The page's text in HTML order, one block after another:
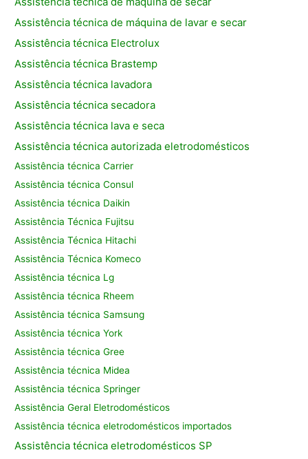
Assistência técnica de máquina de lavar e secar
Assistência técnica Electrolux
Assistência técnica Brastemp
Assistência técnica lavadora
Assistência técnica secadora
Assistência técnica lava e seca
Assistência técnica autorizada eletrodomésticos
Assistência técnica Carrier
Assistência técnica Consul
Assistência técnica Daikin
Assistência Técnica Fujitsu
Assistência Técnica Hitachi
Assistência Técnica Komeco
Assistência técnica Lg
Assistência técnica Rheem
Assistência técnica Samsung
Assistência técnica York
Assistência técnica Gree
Assistência técnica Midea
Assistência técnica Springer
Assistência Geral Eletrodomésticos
Assistência técnica eletrodomésticos importados
Assistência técnica eletrodomésticos SP